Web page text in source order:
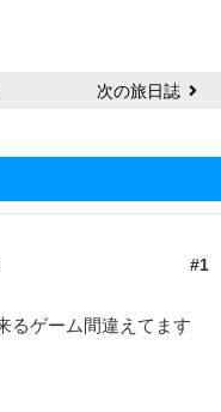
次の旅日誌
1
るゲーム間違えてます